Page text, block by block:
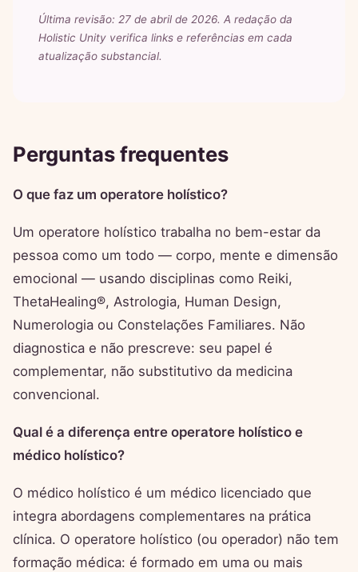
Última revisão: 27 de abril de 2026. A redação da
Holistic Unity verifica links e referências em cada
atualização substancial.
Perguntas frequentes
O que faz um operatore holístico?
Um operatore holístico trabalha no bem-estar da
pessoa como um todo — corpo, mente e dimensão
emocional — usando disciplinas como Reiki,
ThetaHealing®, Astrologia, Human Design,
Numerologia ou Constelações Familiares. Não
diagnostica e não prescreve: seu papel é
complementar, não substitutivo da medicina
convencional.
Qual é a diferença entre operatore holístico e
médico holístico?
O médico holístico é um médico licenciado que
integra abordagens complementares na prática
clínica. O operatore holístico (ou operador) não tem
formação médica: é formado em uma ou mais